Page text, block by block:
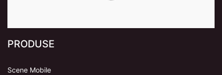
PRODUSE
Scene Mobile